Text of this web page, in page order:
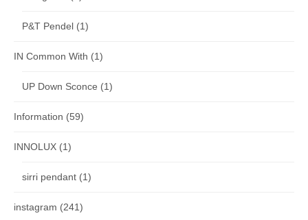
P&T Pendel (1)
IN Common With (1)
UP Down Sconce (1)
Information (59)
INNOLUX (1)
sirri pendant (1)
instagram (241)